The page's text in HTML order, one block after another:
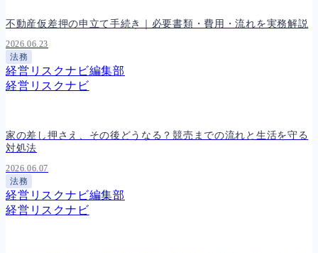
不動産仮差押の申立て手続き｜必要書類・費用・流れを実務解説
2026.06.23
法務
経営リスクナビ編集部
経営リスクナビ
家の差し押さえ、その後どうなる？競売までの流れと生活を守る
対処法
2026.06.07
法務
経営リスクナビ編集部
経営リスクナビ